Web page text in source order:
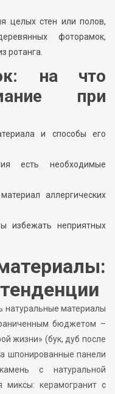
целых стен или полов,
фоторамок,
ротанга.
на что
при
и способы его
есть необходимые
аллергических
избежать неприятных
натуральные материалы
бюджетом –
жизни» (бук, дуб после
шпонированные панели
с натуральной
миксы: керамогранит с